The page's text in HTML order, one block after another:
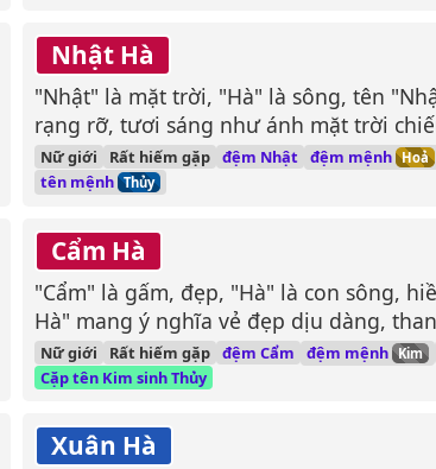
Nhật Hà
"Nhật" là mặt trời, "Hà" là sông, tên
rạng rỡ, tươi sáng như ánh mặt trời
Nữ giới Rất hiếm gặp đệm Nhật đệm mệnh Hoả
tên mệnh Thủy
Cẩm Hà
"Cẩm" là gấm, đẹp, "Hà" là con sông,
Hà" mang ý nghĩa vẻ đẹp dịu dàng,
sông hiền hòa.
Nữ giới Rất hiếm gặp đệm Cẩm đệm mệnh Kim
Cặp tên Kim sinh Thủy
Xuân Hà